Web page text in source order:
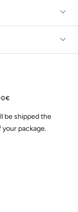
be shipped the
your package.